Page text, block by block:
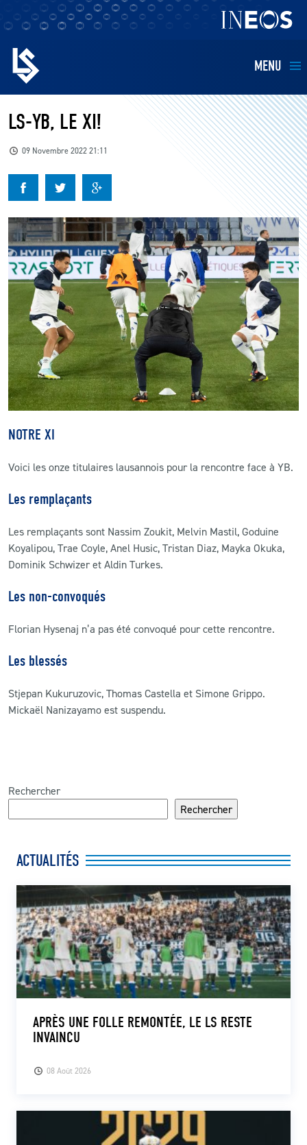
MENU
EQUIPES
BILLETTERIE
FANS
KIDS
BUSINESS
RESTAURATION
CLUB
CONTACT
ACTUALITÉS
LS E-SHOP
L’APP DU LS
LS ACADEMY CAMPS
MATCH DES CELEBRITES
PRESSE ET MEDIAS
LS-YB, LE XI!
09 Novembre 2022 21:11
NOTRE XI
Voici les onze titulaires lausannois pour la rencontre face à YB.
Les remplaçants
Les remplaçants sont Nassim Zoukit, Melvin Mastil, Goduine
Koyalipou, Trae Coyle, Anel Husic, Tristan Diaz, Mayka Okuka,
Dominik Schwizer et Aldin Turkes.
Les non-convoqués
Florian Hysenaj n’a pas été convoqué pour cette rencontre.
Les blessés
Stjepan Kukuruzovic, Thomas Castella et Simone Grippo.
Mickaël Nanizayamo est suspendu.
Rechercher
Rechercher
ACTUALITÉS
08 Août 2026
APRÈS UNE FOLLE REMONTÉE, LE LS RESTE
INVAINCU